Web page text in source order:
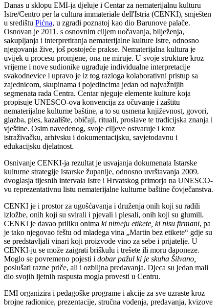
Danas u sklopu EMI-ja djeluje i Centar za nematerijalnu kulturu
Istre/Centro per la cultura immateriale dell'Istria (CENKI), smješten
u središtu Pićna, u zgradi poznatoj kao dio Barunove palače.
Osnovan je 2011. s osnovnim ciljem uočavanja, bilježenja,
sakupljanja i interpretiranja nematerijalne kulture Istre, odnosno
njegovanja žive, još postojeće prakse. Nematerijalna kultura je
uvijek u procesu promjene, ona ne miruje. U svoje strukture kroz
vrijeme i nove sudionike ugrađuje individualne interpretacije
svakodnevice i upravo je iz tog razloga kolaborativni pristup sa
zajednicom, skupinama i pojedincima jedan od najvažnijih
segmenata rada Centra. Centar njeguje elemente kulture koja
propisuje UNESCO-ova konvencija za očuvanje i zaštitu
nematerijalne kulturne baštine, a to su usmena književnost, govori,
glazba, ples, kazalište, običaji, rituali, proslave te tradicijska znanja i
vještine. Osim navedenog, svoje ciljeve ostvaruje i kroz
istraživačku, arhivsku i dokumentacijsku, savjetodavnu i
edukacijsku djelatnost.
Osnivanje CENKI-ja rezultat je usvajanja dokumenata Istarske
kulturne strategije Istarske županije, odnosno uvrštavanja 2009.
dvoglasja tijesnih intervala Istre i Hrvatskog primorja na UNESCO-
vu reprezentativnu listu nematerijalne kulturne baštine čovječanstva.
CENKI je i prostor za ugošćavanja i druženja onih koji su radili
izložbe, onih koji su svirali i pjevali i plesali, onih koji su glumili.
CENKI je davao priliku onima ki nimeju etikete, ki nisu firmani, pa
je tako njegovao feštu od mladega vina „Martin bez etikete“ gdje su
se predstavljali vinari koji proizvode vino za sebe i prijatelje. U
CENKI-ju se može zaigrati briškulu i trešete ili moru đaponeze.
Moglo se povremeno pojesti i dobar pažul ki je skuha Šilvano,
poslušati razne priče, ali i ozbiljna predavanja. Djeca su jedan mali
dio svojih ljetnih raspusta mogla provesti u Centru.
EMI organizira i pedagoške programe i akcije za sve uzraste kroz
brojne radionice, prezentacije, stručna vođenja, predavanja, kvizove